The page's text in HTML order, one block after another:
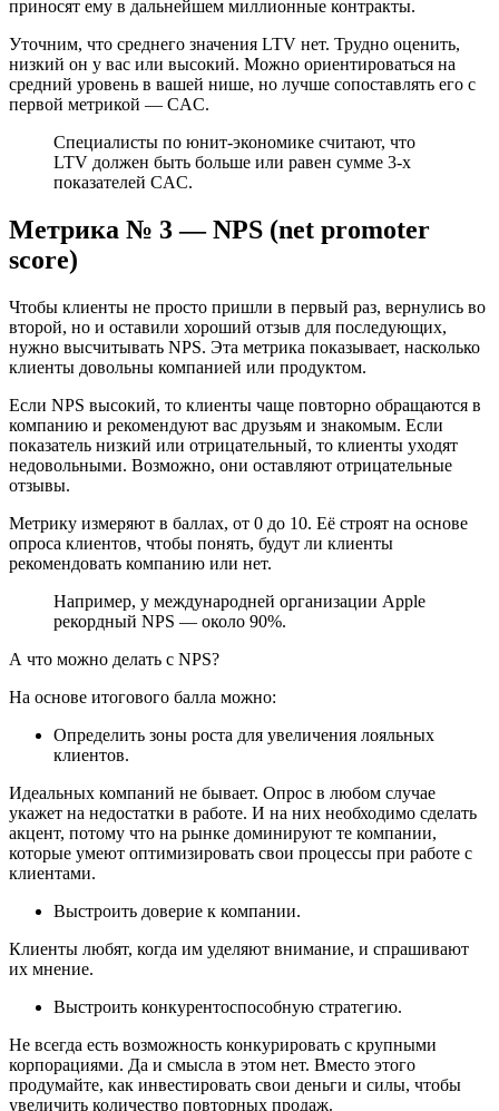
приносят ему в дальнейшем миллионные контракты.
Уточним, что среднего значения LTV нет. Трудно оценить,
низкий он у вас или высокий. Можно ориентироваться на
средний уровень в вашей нише, но лучше сопоставлять его с
первой метрикой — CAC.
Специалисты по юнит-экономике считают, что
LTV должен быть больше или равен сумме 3-х
показателей CAC.
Метрика № 3 — NPS (net promoter
score)
Чтобы клиенты не просто пришли в первый раз, вернулись во
второй, но и оставили хороший отзыв для последующих,
нужно высчитывать NPS. Эта метрика показывает, насколько
клиенты довольны компанией или продуктом.
Если NPS высокий, то клиенты чаще повторно обращаются в
компанию и рекомендуют вас друзьям и знакомым. Если
показатель низкий или отрицательный, то клиенты уходят
недовольными. Возможно, они оставляют отрицательные
отзывы.
Метрику измеряют в баллах, от 0 до 10. Её строят на основе
опроса клиентов, чтобы понять, будут ли клиенты
рекомендовать компанию или нет.
Например, у международней организации Apple
рекордный NPS — около 90%.
А что можно делать с NPS?
На основе итогового балла можно:
Определить зоны роста для увеличения лояльных
клиентов.
Идеальных компаний не бывает. Опрос в любом случае
укажет на недостатки в работе. И на них необходимо сделать
акцент, потому что на рынке доминируют те компании,
которые умеют оптимизировать свои процессы при работе с
клиентами.
Выстроить доверие к компании.
Клиенты любят, когда им уделяют внимание, и спрашивают
их мнение.
Выстроить конкурентоспособную стратегию.
Не всегда есть возможность конкурировать с крупными
корпорациями. Да и смысла в этом нет. Вместо этого
продумайте, как инвестировать свои деньги и силы, чтобы
увеличить количество повторных продаж.